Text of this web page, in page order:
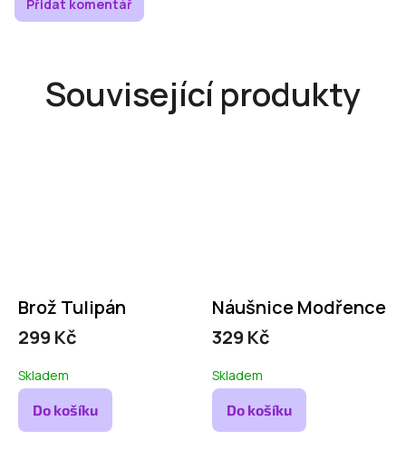
Související produkty
Brož Tulipán
299 Kč
Skladem
Do košíku
Náušnice Modřence
329 Kč
Skladem
Do košíku
Přidat komentář